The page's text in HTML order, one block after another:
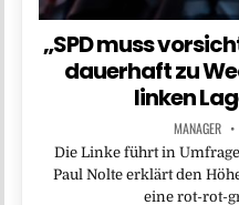
„SPD muss
dauerhaft zu
linken
MANAGER
Die Linke führt in
Paul Nolte erklärt den
eine rot-rot-